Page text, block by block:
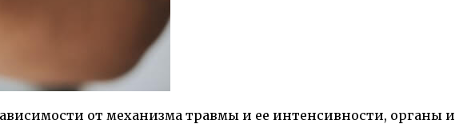
от механизма травмы и ее интенсивности, органы и